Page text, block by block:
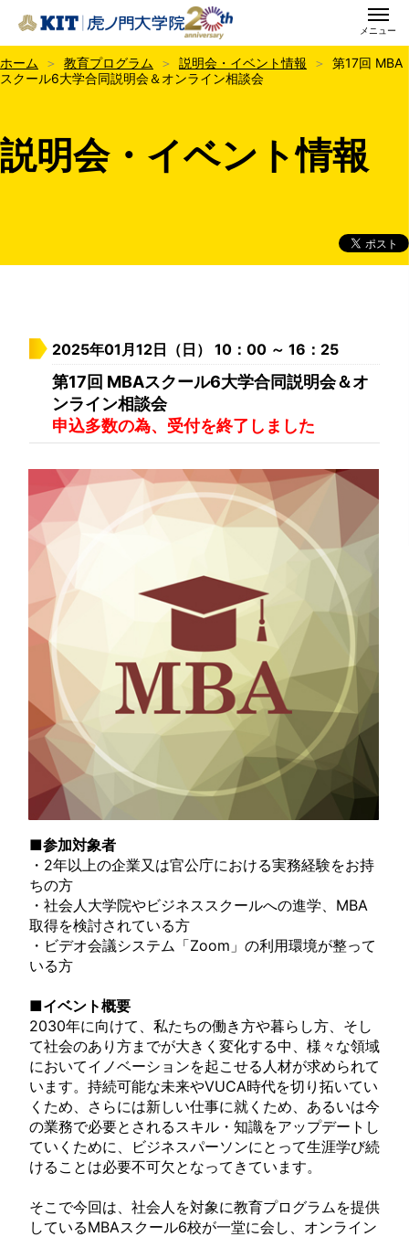
KIT虎ノ門大学院
メニュー
ホーム 教育プログラム 説明会・イベント情報
第17回 MBA
スクール6大学合同説明会＆オンライン相談会
説明会・イベント情報
2025年01月12日（日） 10：00 ～ 16：25
第17回 MBAスクール6大学合同説明会＆オ
ンライン相談会
申込多数の為、受付を終了しました
■参加対象者
・2年以上の企業又は官公庁における実務経験をお持
ちの方
・社会人大学院やビジネススクールへの進学、MBA
取得を検討されている方
・ビデオ会議システム「Zoom」の利用環境が整って
いる方
■イベント概要
2030年に向けて、私たちの働き方や暮らし方、そし
て社会のあり方までが大きく変化する中、様々な領域
においてイノベーションを起こせる人材が求められて
います。持続可能な未来やVUCA時代を切り拓いてい
くため、さらには新しい仕事に就くため、あるいは今
の業務で必要とされるスキル・知識をアップデートし
ていくために、ビジネスパーソンにとって生涯学び続
けることは必要不可欠となってきています。
そこで今回は、社会人を対象に教育プログラムを提供
しているMBAスクール6校が一堂に会し、オンライン